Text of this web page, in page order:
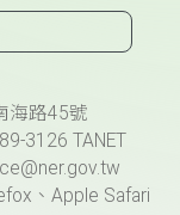
海路45號
3126 TANET
、Apple Safari